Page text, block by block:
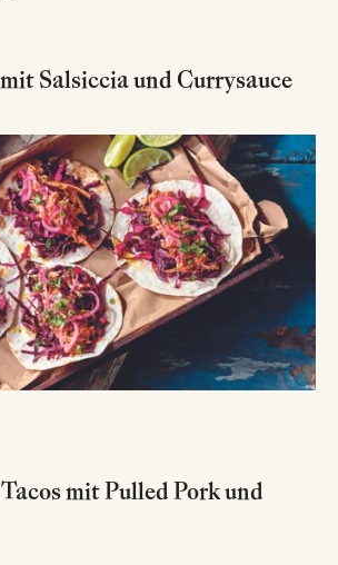
Salsiccia und Currysauce
mit Pulled Pork und